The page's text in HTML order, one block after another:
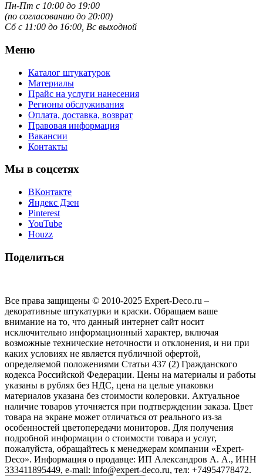
Пн-Пт с 10:00 до 19:00
(по согласованию до 20:00)
Сб с 11:00 до 16:00, Вс выходной
Меню
Каталог штукатурок
Материалы
Прайс на услуги нанесения
Регионы обслуживания
Оплата, доставка, возврат
Правовая информация
Вакансии
Контакты
Мы в соцсетях
ВКонтакте
Яндекс Дзен
Pinterest
YouTube
Houzz
Поделиться
Все права защищены © 2010-2025 Expert-Deco.ru –
декоративные штукатурки и краски. Обращаем ваше
внимание на то, что данный интернет сайт носит
исключительно информационный характер, включая
возможные технические неточности и отклонения, и ни при
каких условиях не является публичной офертой,
определяемой положениями Статьи 437 (2) Гражданского
кодекса Российской Федерации. Цены на материалы и работы
указаны в рублях без НДС, цена на целые упаковки
материалов указана без стоимости колеровки. Актуальное
наличие товаров уточняется при подтверждении заказа. Цвет
товара на экране может отличаться от реального из‑за
особенностей цветопередачи мониторов. Для получения
подробной информации о стоимости товара и услуг,
пожалуйста, обращайтесь к менеджерам компании «Expert-
Deco». Информация о продавце: ИП Александров А. А., ИНН
333411895449, e-mail: info@expert-deco.ru, тел: +74954778472.